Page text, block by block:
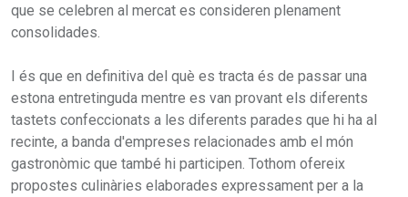
que se celebren al mercat es consideren plenament
consolidades.
I és que en definitiva del què es tracta és de passar una
estona entretinguda mentre es van provant els diferents
tastets confeccionats a les diferents parades que hi ha al
recinte, a banda d'empreses relacionades amb el món
gastronòmic que també hi participen. Tothom ofereix
propostes culinàries elaborades expressament per a la